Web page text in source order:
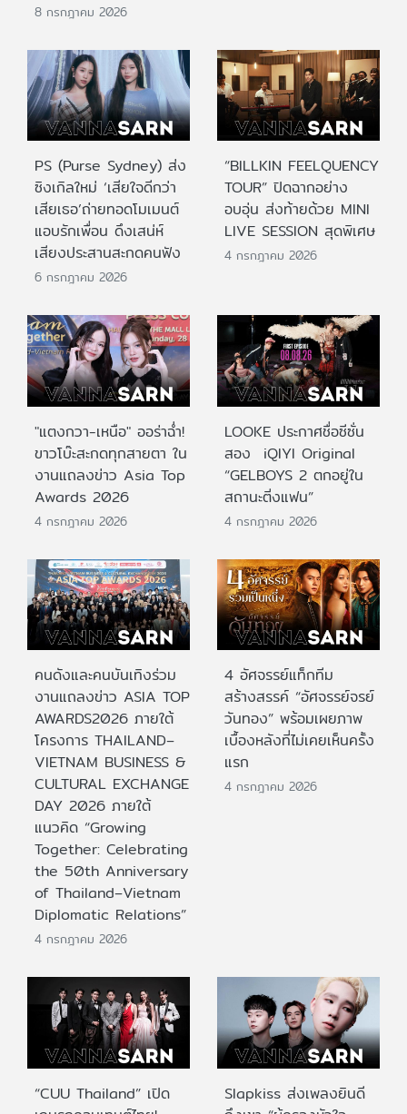
8 กรกฎาคม 2026
PS (Purse Sydney) ส่ง
ซิงเกิลใหม่ ‘เสียใจดีกว่า
เสียเธอ’ถ่ายทอดโมเมนต์
แอบรักเพื่อน ดึงเสน่ห์
เสียงประสานสะกดคนฟัง
6 กรกฎาคม 2026
“BILLKIN FEELQUENCY
TOUR” ปิดฉากอย่าง
อบอุ่น ส่งท้ายด้วย MINI
LIVE SESSION สุดพิเศษ
4 กรกฎาคม 2026
"แตงกวา-เหนือ" ออร่าฉ่ำ!
ขาวโบ๊ะสะกดทุกสายตา ใน
งานแถลงข่าว Asia Top
Awards 2026
4 กรกฎาคม 2026
LOOKE ประกาศชื่อซีซั่น
สอง iQIYI Original
“GELBOYS 2 ตกอยู่ใน
สถานะติ่งแฟน”
4 กรกฎาคม 2026
คนดังและคนบันเทิงร่วม
งานแถลงข่าว ASIA TOP
AWARDS2026 ภายใต้
โครงการ THAILAND–
VIETNAM BUSINESS &
CULTURAL EXCHANGE
DAY 2026 ภายใต้
แนวคิด “Growing
Together: Celebrating
the 50th Anniversary
of Thailand–Vietnam
Diplomatic Relations”
4 กรกฎาคม 2026
4 อัศจรรย์แท็กทีม
สร้างสรรค์ “อัศจรรย์จรย์
วันทอง” พร้อมเผยภาพ
เบื้องหลังที่ไม่เคยเห็นครั้ง
แรก
4 กรกฎาคม 2026
“CUU Thailand” เปิด
Slapkiss ส่งเพลงยินดี